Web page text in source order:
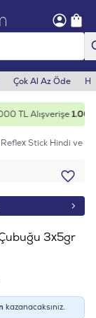
Çok Al Az Öde
TL Alışverişe1.000
Reflex Stick Hindi ve
3x5gr
kazanacaksınız.